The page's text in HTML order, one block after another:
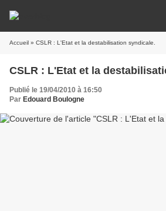
Accueil » CSLR : L'Etat et la destabilisation syndicale.
CSLR : L'Etat et la
Publié le 19/04/2010 à 16:50
Par Edouard Boulogne